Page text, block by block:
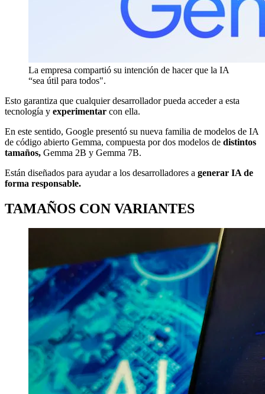
La empresa compartió su intención de hacer que la IA
“sea útil para todos".
Esto garantiza que cualquier desarrollador pueda acceder a esta
tecnología y experimentar con ella.
En este sentido, Google presentó su nueva familia de modelos de IA
de código abierto Gemma, compuesta por dos modelos de distintos
tamaños, Gemma 2B y Gemma 7B.
Están diseñados para ayudar a los desarrolladores a generar IA de
forma responsable.
TAMAÑOS CON VARIANTES